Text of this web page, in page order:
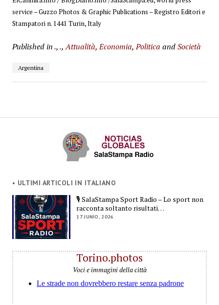
• ULTIMI ARTICOLI IN ITALIANO
🎙️ SalaStampa Sport Radio – Lo sport non
racconta soltanto risultati…
17 JUNIO, 2026
Torino.photos
Voci e immagini della città
service – Guzzo Photos & Graphic Publications – Registro Editori e
Stampatori n. 1441 Turin, Italy
Published in.,.,Attualità,Economia,Politica andSocietà
Argentina